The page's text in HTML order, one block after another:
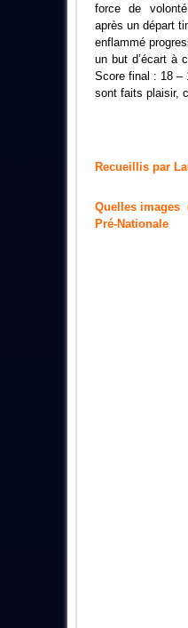
force de
après un départ
enflammé
un but d’écart à
Score final : 18 –
sont faits plaisir,
Recueillis par
Quelles images
Pré-Nationale